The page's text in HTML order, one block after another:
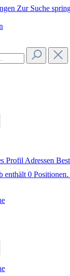
Zur Suche
Profil Adressen
enthält 0